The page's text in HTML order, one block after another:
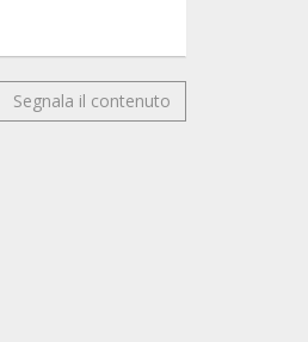
Segnala il contenuto